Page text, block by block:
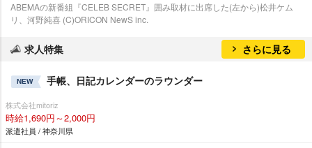
ABEMAの新番組『CELEB SECRET』囲み取材に出席した(左から)松井ケム
リ、河野純喜 (C)ORICON NewS inc.
求人特集 さらに見る
NEW 手帳、日記カレンダーのラウンダー
株式会社mitoriz
時給1,690円～2,000円
派遣社員 / 神奈川県